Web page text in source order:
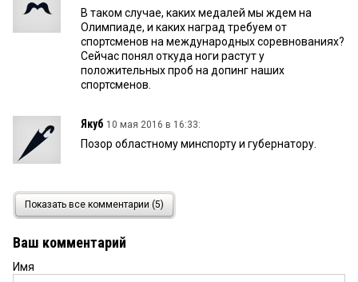
В таком случае, каких медалей мы ждем на
Олимпиаде, и каких наград требуем от
спортсменов на международных соревнованиях?
Сейчас понял откуда ноги растут у
положительных проб на допинг наших
спортсменов.
Якуб 10 мая 2016 в 16:33:
Позор областному минспорту и губернатору.
10 мая 2016 в 16:32:
Такое ощущение, что у нас региональная власть
Андрей 10 мая 2016 в 16:19:
Показать все комментарии (5)
Ваш комментарий
Имя